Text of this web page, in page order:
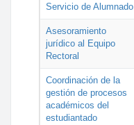
Servicio de Alumnado
Asesoramiento
jurídico al Equipo
Rectoral
Coordinación de la
gestión de procesos
académicos del
estudiantado